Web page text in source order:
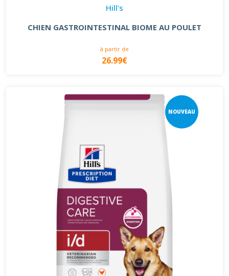
Hill's
CHIEN GASTROINTESTINAL BIOME AU POULET
à partir de
26.99€
NOUVEAU